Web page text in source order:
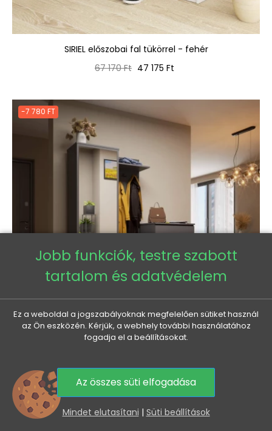
SIRIEL előszobai fal tükörrel - fehér
Normál
67 170 Ft Ár
47 175 Ft
-7 780 FT
Normál
ár
91 050 Ft Ár
83 270 Ft
0
Jobb funkciók, testre szabott
tartalom és adatvédelem
Ez a weboldal a jogszabályoknak megfelelően sütiket használ
az Ön eszközén. Kérjük, a webhely további használatához
fogadja el a beállításokat.
Az összes süti elfogadása
Mindet elutasítani | Süti beállítások